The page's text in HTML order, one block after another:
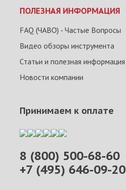
ПОЛЕЗНАЯ ИНФОРМАЦИЯ
FAQ (ЧАВО) - Частые Вопросы
Видео обзоры инструмента
Статьи и полезная информация
Новости компании
8 (800) 500-68-60
+7 (495) 646-09-20
Принимаем к оплате